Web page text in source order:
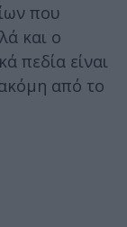
που
και ο
πεδία είναι
από το